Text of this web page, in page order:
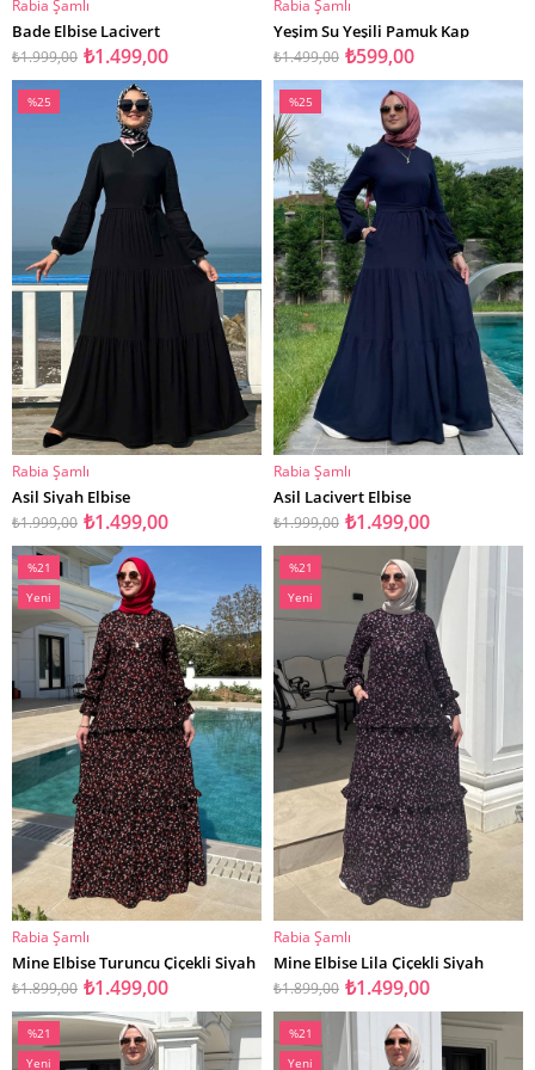
SEPETE EKLE
Rabia Şamlı
Bade Elbise Lacivert
₺1.499,00
₺1.999,00
SEPETE EKLE
Rabia Şamlı
Yeşim Su Yeşili Pamuk Kap
₺599,00
₺1.499,00
SEPETE EKLE
%25
Rabia Şamlı
Asil Siyah Elbise
₺1.499,00
₺1.999,00
SEPETE EKLE
%25
İndirim
%25İndirim
Rabia Şamlı
Asil Lacivert Elbise
₺1.499,00
₺1.999,00
SEPETE EKLE
%21
İndirim
%21İndirim
Yeni
Ürün
Rabia Şamlı
Mine Elbise Turuncu Çiçekli Siyah
₺1.499,00
₺1.899,00
SEPETE EKLE
%21
İndirim
%21İndirim
Yeni
Rabia Şamlı
Mine Elbise Lila Çiçekli Siyah
₺1.499,00
₺1.899,00
%21
İndirim
Yeni
%21
İndirim
Yeni